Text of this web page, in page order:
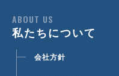
ABOUT US
私たちについて
会社方針